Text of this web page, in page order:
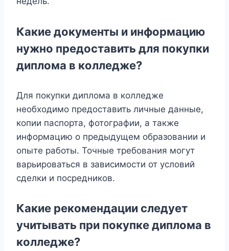
Какие документы и информацию
нужно предоставить для покупки
диплома в колледже?
Для покупки диплома в колледже
необходимо предоставить личные данные,
копии паспорта, фотографии, а также
информацию о предыдущем образовании и
опыте работы. Точные требования могут
варьироваться в зависимости от условий
сделки и посредников.
Какие рекомендации следует
учитывать при покупке диплома в
колледже?